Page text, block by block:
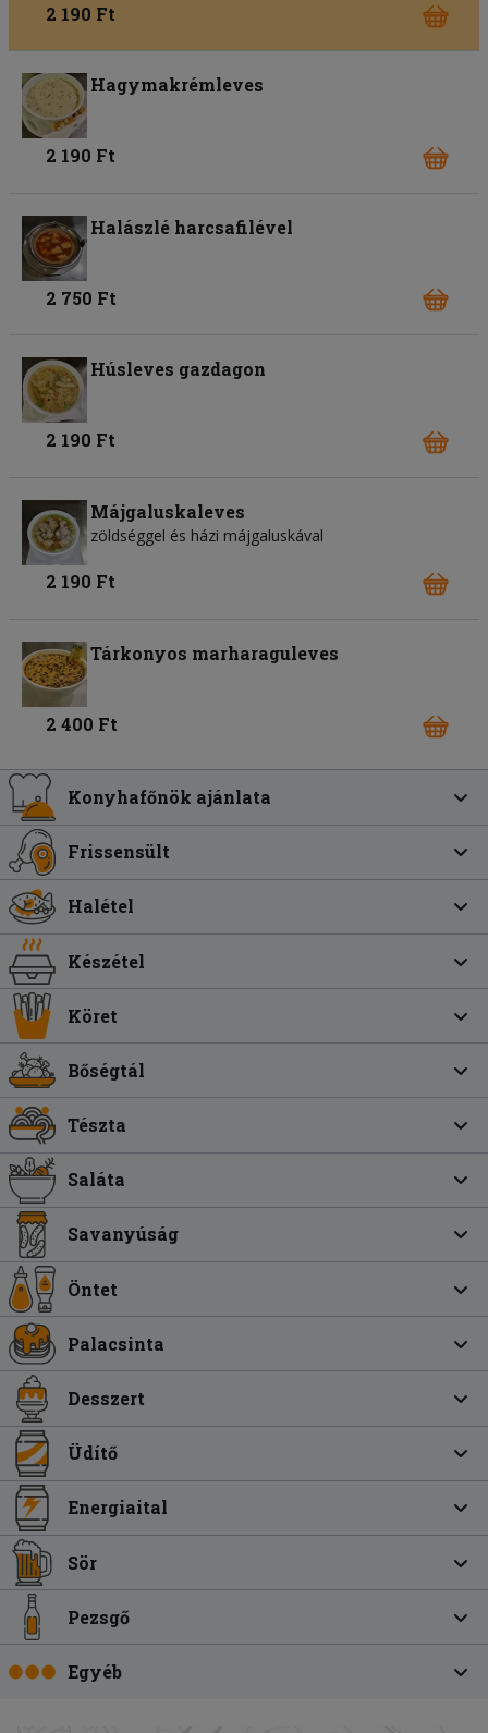
2 190 Ft
Hagymakrémleves
2 190 Ft
Halászlé harcsafilével
2 750 Ft
Húsleves gazdagon
2 190 Ft
Májgaluskaleves
zöldséggel és házi májgaluskával
2 190 Ft
Tárkonyos marharaguleves
2 400 Ft
Konyhafőnök ajánlata
Frissensült
Halétel
Készétel
Köret
Bőségtál
Tészta
Saláta
Savanyúság
Öntet
Palacsinta
Desszert
Üdítő
Energiaital
Sör
Pezsgő
Egyéb